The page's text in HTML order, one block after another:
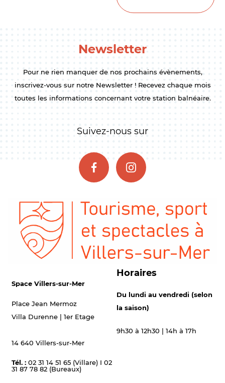
Newsletter
Pour ne rien manquer de nos prochains évènements,
inscrivez-vous sur notre Newsletter ! Recevez chaque mois
toutes les informations concernant votre station balnéaire.
Suivez-nous sur
Space Villers-sur-Mer
Place Jean Mermoz
Villa Durenne | 1er Etage
14 640 Villers-sur-Mer
Tél. : 02 31 14 51 65 (Villare) I 02
31 87 78 82 (Bureaux)
Horaires
Du lundi au vendredi (selon
la saison)
9h30 à 12h30 | 14h à 17h